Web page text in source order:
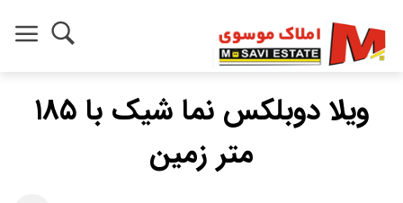
ویلا دوبلکس نما شیک با ۱۸۵
متر زمین